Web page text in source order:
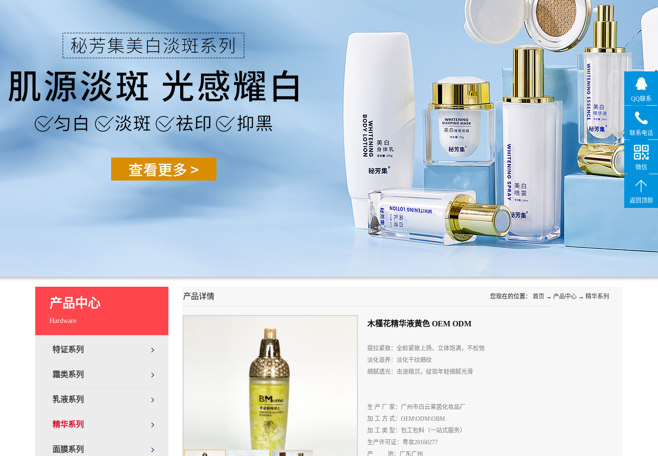
产品中心
Hardware
特证系列
霜类系列
乳液系列
精华系列
面膜系列
产品详情 您现在的位置： 首页 → 产品中心 → 精华系列
木槿花精华液黄色 OEM ODM
提拉紧致：全脸紧致上扬，立体饱满，不松弛
淡化滋养：淡化干纹细纹
细腻透光：击退暗沉，绽现年轻细腻光滑
生 产 厂
家：广州市白云莱茵化妆品厂
加 工 方 式： OEM\ODM\OBM
加 工 类 型：包工包料（一站式服务）
生产许可 证：粤妆20160277
产
地：广东广州
QQ联系
联系电话
微信
返回顶部